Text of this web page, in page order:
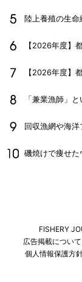
陸上養殖の生
【2026年度】
【2026年度】
「兼業漁師」
回収漁網や海
磯焼けで痩せ
FISHERY
広告掲載について
個人情報保護方